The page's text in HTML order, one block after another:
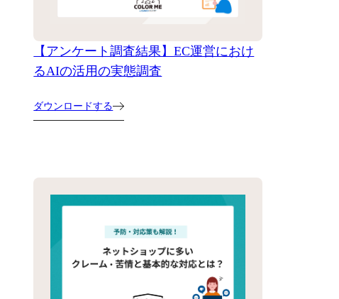
【アンケート調査結果】EC運営におけ
るAIの活用の実態調査
ダウンロードする